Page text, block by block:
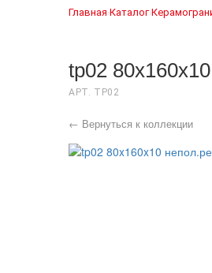
Главная›Каталог›
tp02
АРТ. TP02
← Вернуться к коллекции